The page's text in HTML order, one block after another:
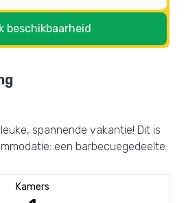
beschikbaarheid
spannende vakantie! Dit is
een barbecuegedeelte.
Kamers